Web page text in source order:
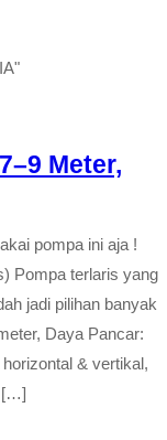
Meter,
pompa ini aja !
Pompa terlaris yang
jadi pilihan banyak
Daya Pancar:
& vertikal,
[…]